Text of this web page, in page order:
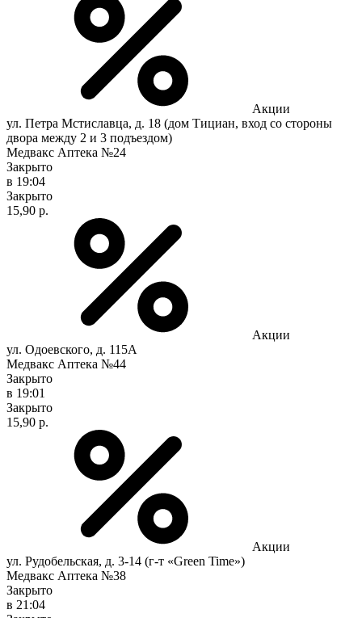
Акции
ул. Петра Мстиславца, д. 18 (дом Тициан, вход со стороны
двора между 2 и 3 подъездом)
Медвакс Аптека №24
Закрыто
в 19:04
Закрыто
15,90 р.
Акции
ул. Одоевского, д. 115А
Медвакс Аптека №44
Закрыто
в 19:01
Закрыто
15,90 р.
Акции
ул. Рудобельская, д. 3-14 (г-т «Green Time»)
Медвакс Аптека №38
Закрыто
в 21:04